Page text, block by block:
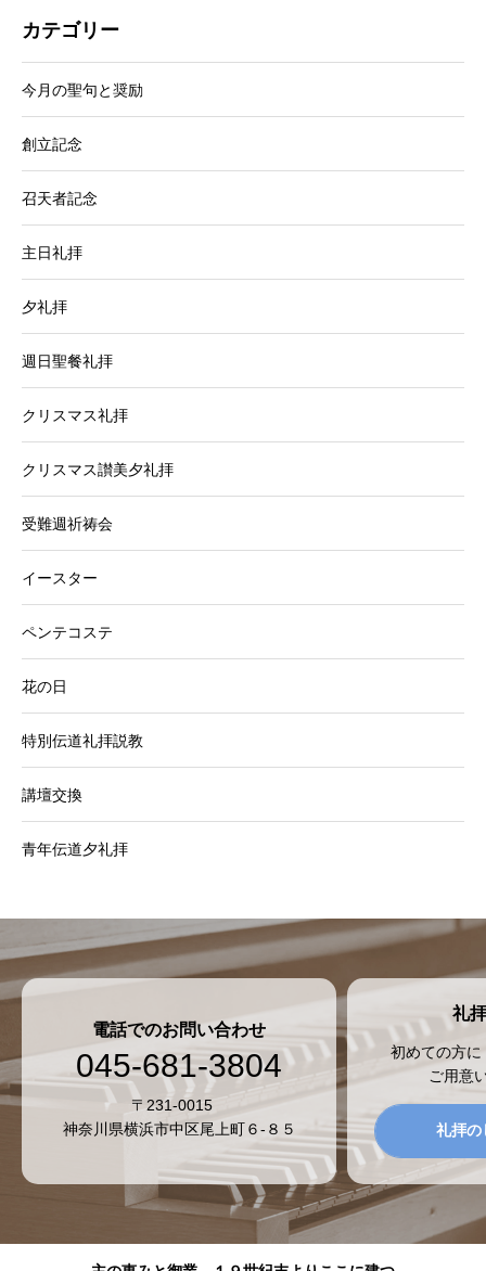
カテゴリー
今月の聖句と奨励
創立記念
召天者記念
主日礼拝
夕礼拝
週日聖餐礼拝
クリスマス礼拝
クリスマス讃美夕礼拝
受難週祈祷会
イースター
ペンテコステ
花の日
特別伝道礼拝説教
講壇交換
青年伝道夕礼拝
電話でのお問い合わせ
045-681-3804
〒231-0015
神奈川県横浜市中区尾上町６-８５
礼
初めての方
ご用意
礼拝の